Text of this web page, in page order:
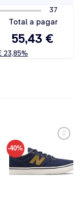
-40%
lista de
deseos